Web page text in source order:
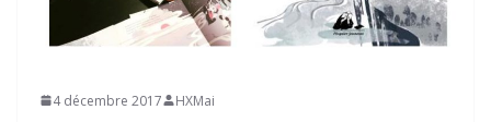
4 décembre 2017 HXMai